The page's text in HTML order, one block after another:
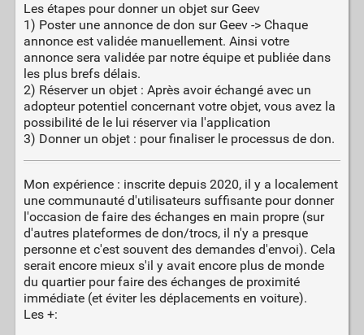
Les étapes pour donner un objet sur Geev
1) Poster une annonce de don sur Geev -> Chaque
annonce est validée manuellement. Ainsi votre
annonce sera validée par notre équipe et publiée dans
les plus brefs délais.
2) Réserver un objet : Après avoir échangé avec un
adopteur potentiel concernant votre objet, vous avez la
possibilité de le lui réserver via l'application
3) Donner un objet : pour finaliser le processus de don.
Mon expérience : inscrite depuis 2020, il y a localement
une communauté d'utilisateurs suffisante pour donner
l'occasion de faire des échanges en main propre (sur
d'autres plateformes de don/trocs, il n'y a presque
personne et c'est souvent des demandes d'envoi). Cela
serait encore mieux s'il y avait encore plus de monde
du quartier pour faire des échanges de proximité
immédiate (et éviter les déplacements en voiture).
Les +: